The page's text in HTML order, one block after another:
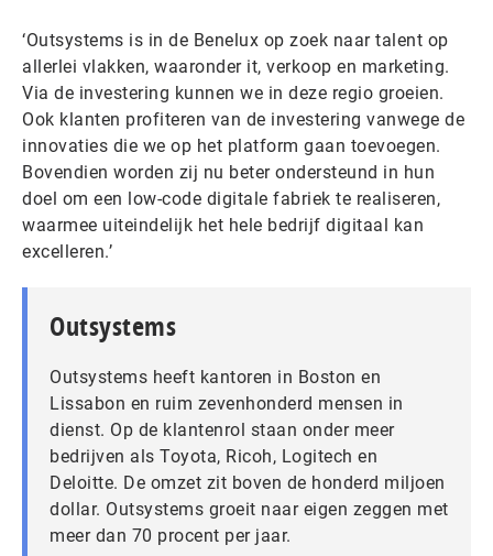
‘Outsystems is in de Benelux op zoek naar talent op
allerlei vlakken, waaronder it, verkoop en marketing.
Via de investering kunnen we in deze regio groeien.
Ook klanten profiteren van de investering vanwege de
innovaties die we op het platform gaan toevoegen.
Bovendien worden zij nu beter ondersteund in hun
doel om een low-code digitale fabriek te realiseren,
waarmee uiteindelijk het hele bedrijf digitaal kan
excelleren.’
Outsystems
Outsystems heeft kantoren in Boston en
Lissabon en ruim zevenhonderd mensen in
dienst. Op de klantenrol staan onder meer
bedrijven als Toyota, Ricoh, Logitech en
Deloitte. De omzet zit boven de honderd miljoen
dollar. Outsystems groeit naar eigen zeggen met
meer dan 70 procent per jaar.